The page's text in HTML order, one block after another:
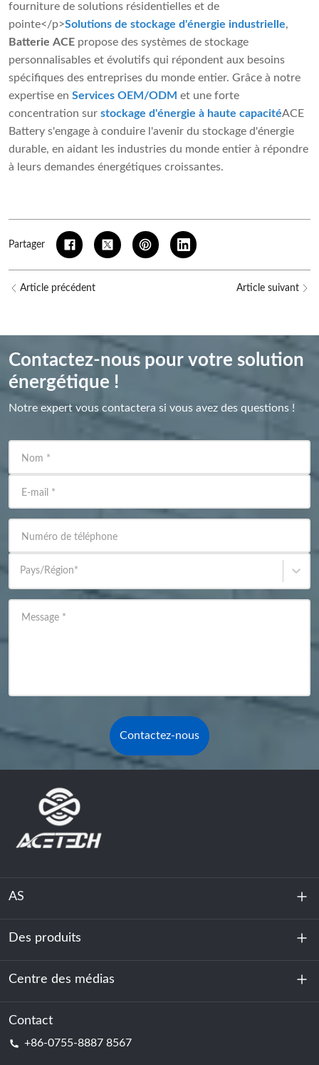
fourniture de solutions résidentielles et de
pointe</p>Solutions de stockage d'énergie industrielle,
Batterie ACE propose des systèmes de stockage
personnalisables et évolutifs qui répondent aux besoins
spécifiques des entreprises du monde entier. Grâce à notre
expertise en Services OEM/ODM et une forte
concentration sur stockage d'énergie à haute capacitéACE
Battery s'engage à conduire l'avenir du stockage d'énergie
durable, en aidant les industries du monde entier à répondre
à leurs demandes énergétiques croissantes.
Partager
Article précédent Article suivant
Contactez-nous pour votre solution
énergétique !
Notre expert vous contactera si vous avez des questions !
Nom *
E-mail *
Numéro de téléphone
Pays/Région*
Message *
Contactez-nous
AS
À propos de nous
Durabilité
Des produits
Stockage d'énergie
Centre de données et salle des serveurs
Centre des médias
Nouvelles
Contact
+86-0755-8887 8567